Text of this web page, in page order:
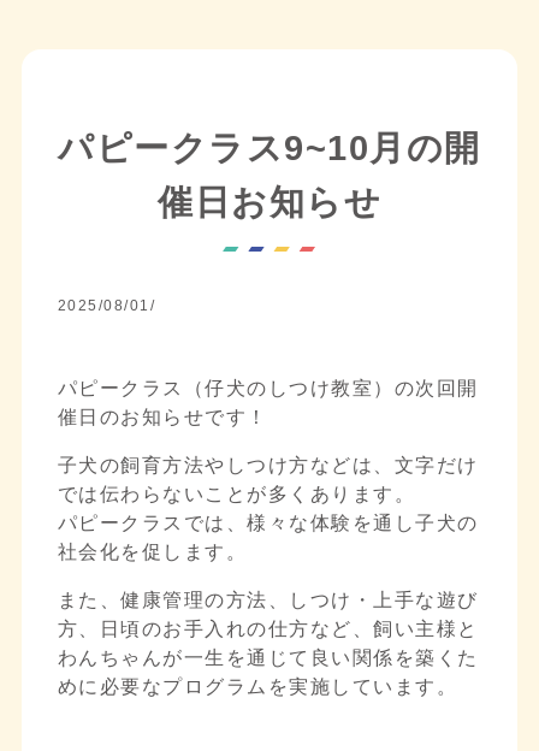
パピークラス9~10月の開
催日お知らせ
2025/08/01/
パピークラス（仔犬のしつけ教室）の次回開
催日のお知らせです！
子犬の飼育方法やしつけ方などは、文字だけ
では伝わらないことが多くあります。
パピークラスでは、様々な体験を通し子犬の
社会化を促します。
また、健康管理の方法、しつけ・上手な遊び
方、日頃のお手入れの仕方など、飼い主様と
わんちゃんが一生を通じて良い関係を築くた
めに必要なプログラムを実施しています。